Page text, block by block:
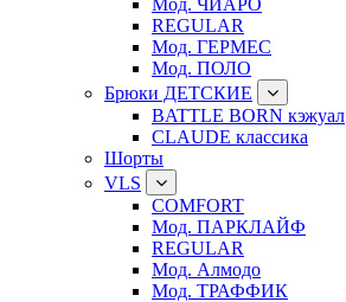
Мод. ЧИАРО
REGULAR
Мод. ГЕРМЕС
Мод. ПОЛО
Брюки ДЕТСКИЕ
BATTLE BORN кэжуал
CLAUDE классика
Шорты
VLS
COMFORT
Мод. ПАРКЛАЙФ
REGULAR
Мод. Алмодо
Мод. ТРАФФИК